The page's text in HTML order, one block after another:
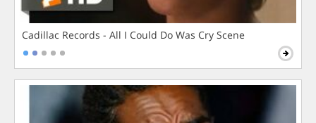
Cadillac Records - All I Could Do Was Cry Scene